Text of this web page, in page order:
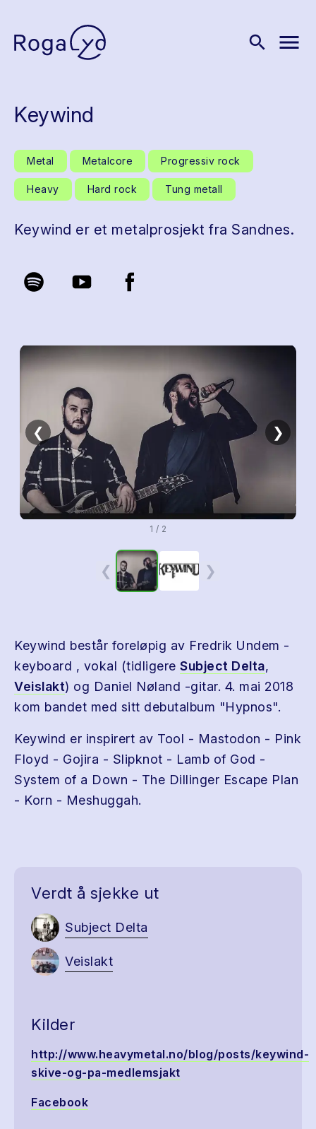
search menu
Keywind
Metal Metalcore Progressiv rock
Heavy Hard rock Tung metall
Keywind er et metalprosjekt fra Sandnes.
❮ ❯
1 / 2
❮ ❯
Keywind består foreløpig av Fredrik Undem -
keyboard , vokal (tidligere Subject Delta,
Veislakt) og Daniel Nøland -gitar. 4. mai 2018
kom bandet med sitt debutalbum "Hypnos".
Keywind er inspirert av Tool - Mastodon - Pink
Floyd - Gojira - Slipknot - Lamb of God -
System of a Down - The Dillinger Escape Plan
- Korn - Meshuggah.
Verdt å sjekke ut
Subject Delta
Veislakt
Kilder
http://www.heavymetal.no/blog/posts/keywind-
skive-og-pa-medlemsjakt
Facebook